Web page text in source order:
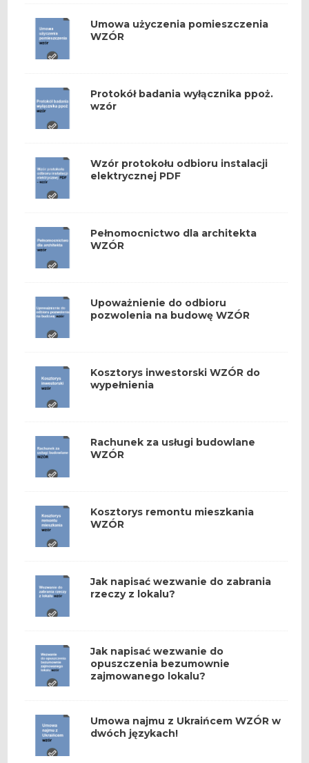
Umowa użyczenia pomieszczenia
WZÓR
Protokół badania wyłącznika ppoż.
wzór
Wzór protokołu odbioru instalacji
elektrycznej PDF
Pełnomocnictwo dla architekta
WZÓR
Upoważnienie do odbioru
pozwolenia na budowę WZÓR
Kosztorys inwestorski WZÓR do
wypełnienia
Rachunek za usługi budowlane
WZÓR
Kosztorys remontu mieszkania
WZÓR
Jak napisać wezwanie do zabrania
rzeczy z lokalu?
Jak napisać wezwanie do
opuszczenia bezumownie
zajmowanego lokalu?
Umowa najmu z Ukraińcem WZÓR w
dwóch językach!